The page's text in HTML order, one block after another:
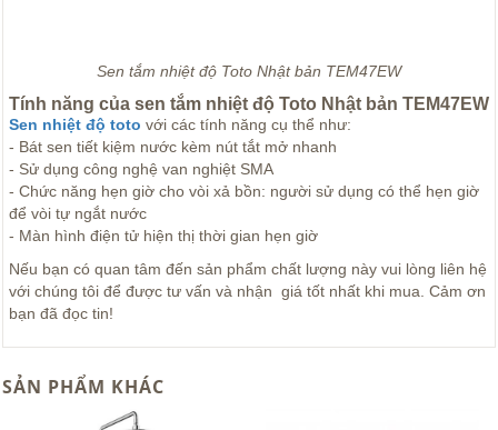
Sen tắm nhiệt độ Toto Nhật bản TEM47EW
Tính năng của sen tắm nhiệt độ Toto Nhật bản TEM47EW
Sen nhiệt độ toto với các tính năng cụ thể như:
- Bát sen tiết kiệm nước kèm nút tắt mở nhanh
- Sử dụng công nghệ van nghiệt SMA
- Chức năng hẹn giờ cho vòi xả bồn: người sử dụng có thể hẹn giờ
để vòi tự ngắt nước
- Màn hình điện tử hiện thị thời gian hẹn giờ
Nếu bạn có quan tâm đến sản phẩm chất lượng này vui lòng liên hệ
với chúng tôi để được tư vấn và nhận giá tốt nhất khi mua. Cảm ơn
bạn đã đọc tin!
SẢN PHẨM KHÁC